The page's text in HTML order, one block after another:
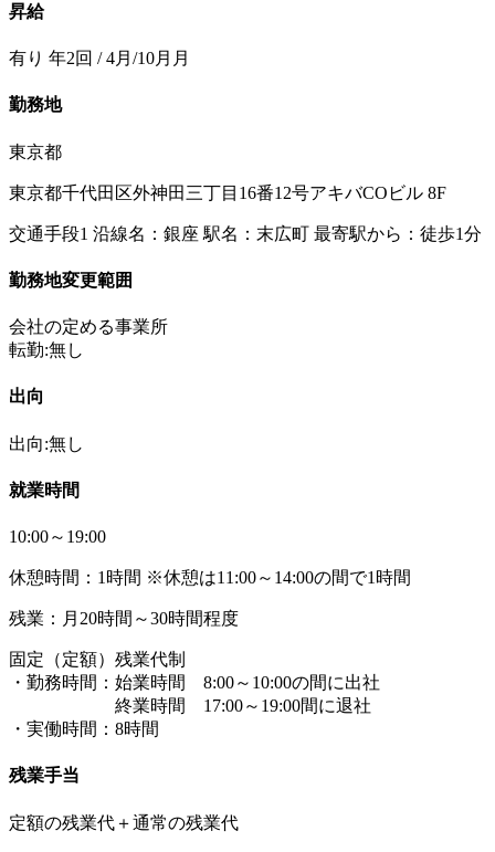
昇給
有り 年2回 / 4月/10月月
勤務地
東京都
東京都千代田区外神田三丁目16番12号アキバCOビル 8F
交通手段1 沿線名：銀座 駅名：末広町 最寄駅から：徒歩1分
勤務地変更範囲
会社の定める事業所
転勤:無し
出向
出向:無し
就業時間
10:00～19:00
休憩時間：1時間 ※休憩は11:00～14:00の間で1時間
残業：月20時間～30時間程度
固定（定額）残業代制
・勤務時間：始業時間 8:00～10:00の間に出社
終業時間 17:00～19:00間に退社
・実働時間：8時間
残業手当
定額の残業代＋通常の残業代